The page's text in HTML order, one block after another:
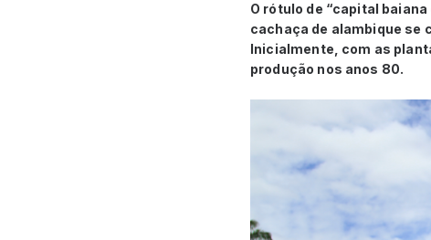
O rótulo de “capital
cachaça de alambique se
Inicialmente, com as
produção nos anos 80.